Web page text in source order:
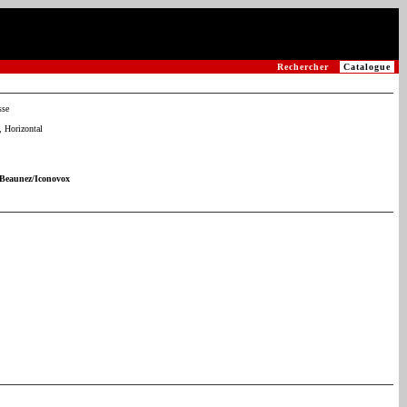
Catalogue
Rechercher
Horizontal
Iconovox